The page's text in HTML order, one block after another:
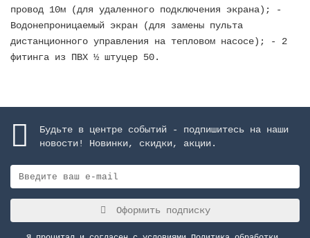
провод 10м (для удаленного подключения экрана); -
Водонепроницаемый экран (для замены пульта
дистанционного управления на тепловом насосе); - 2
фитинга из ПВХ ½ штуцер 50.
Будьте в центре событий - подпишитесь на наши
новости! Новинки, скидки, акции.
Оформить подписку